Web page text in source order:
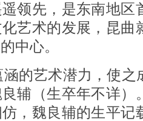
领先，是东南地区
艺术的发展，昆曲
中心。
的艺术潜力，使之
辅（生卒年不详）
，魏良辅的生平记